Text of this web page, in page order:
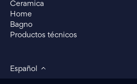
Ceramica
Home
Bagno
Productos técnicos
Español